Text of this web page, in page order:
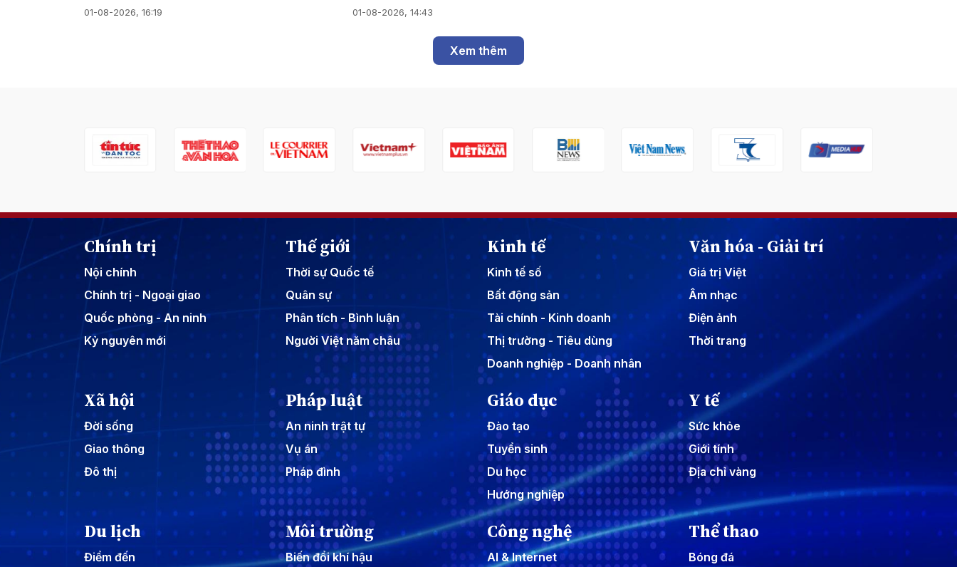
01-08-2026, 16:19 01-08-2026, 14:43
Xem thêm
Chính trị
Nội chính
Chính trị - Ngoại giao
Quốc phòng - An ninh
Kỷ nguyên mới
Thế giới
Thời sự Quốc tế
Quân sự
Phân tích - Bình luận
Người Việt năm châu
Kinh tế
Kinh tế số
Bất động sản
Tài chính - Kinh doanh
Thị trường - Tiêu dùng
Doanh nghiệp - Doanh nhân
Văn hóa - Giải trí
Giá trị Việt
Âm nhạc
Điện ảnh
Thời trang
Xã hội
Đời sống
Giao thông
Đô thị
Pháp luật
An ninh trật tự
Vụ án
Pháp đình
Giáo dục
Đào tạo
Tuyển sinh
Du học
Hướng nghiệp
Y tế
Sức khỏe
Giới tính
Địa chỉ vàng
Du lịch
Điểm đến
Môi trường
Biến đổi khí hậu
Công nghệ
AI & Internet
Thể thao
Bóng đá